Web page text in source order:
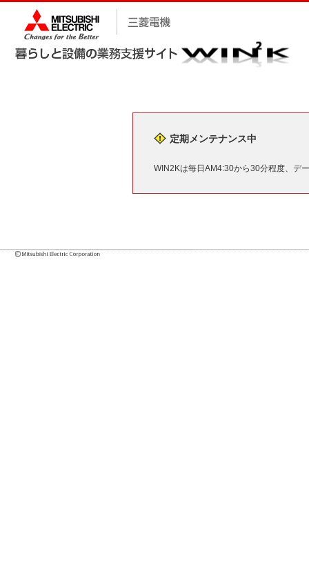
定期メンテナンス中
WIN2Kは毎日AM4:30から30分程度、デ